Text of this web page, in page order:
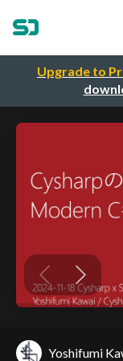
Upgrade to
Yoshifumi